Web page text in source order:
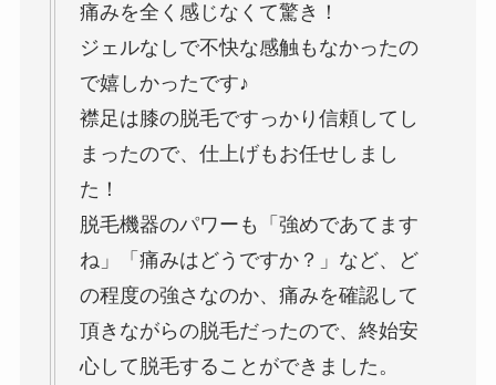
痛みを全く感じなくて驚き！
ジェルなしで不快な感触もなかったの
で嬉しかったです♪
襟足は膝の脱毛ですっかり信頼してし
まったので、仕上げもお任せしまし
た！
脱毛機器のパワーも「強めであてます
ね」「痛みはどうですか？」など、ど
の程度の強さなのか、痛みを確認して
頂きながらの脱毛だったので、終始安
心して脱毛することができました。